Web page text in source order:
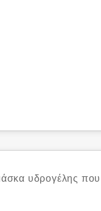
υδρογέλης που